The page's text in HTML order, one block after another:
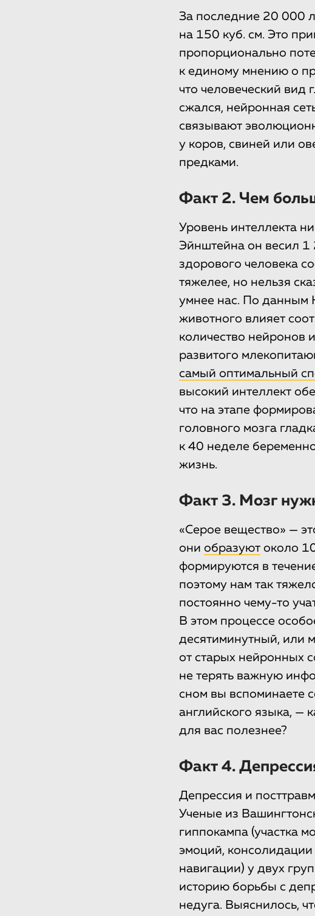
За последние 20 000
на 150 куб. см. Это
пропорционально
к единому мнению о
что человеческий вид
сжался, нейронная
связывают
у коров, свиней или
предками.
Факт 2. Чем
Уровень интеллекта
Эйнштейна он весил 1
здорового человека
тяжелее, но нельзя
умнее нас. По данным
животного влияет
количество нейронов
развитого
самый оптимальный
высокий интеллект
что на этапе
головного мозга
к 40 неделе
жизнь.
Факт 3. Мозг
«Серое вещество» —
они образуютоколо
формируются в
поэтому нам так
постоянно чему-то
В этом процессе
десятиминутный, или
от старых нейронных
не терять важную
сном вы вспоминаете
английского языка, —
для вас полезнее?
Факт 4.
Депрессия и
Ученые из
гиппокампа (участка
эмоций,
навигации) у двух
историю борьбы с
недуга. Выяснилось,